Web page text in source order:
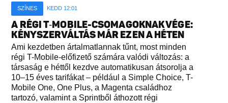
SZÍNES KEDD 12:01
A RÉGI T‑MOBILE-CSOMAGOKNAK VÉGE:
KÉNYSZERVÁLTÁS MÁR EZEN A HÉTEN
Ami kezdetben ártalmatlannak tűnt, most minden
régi T-Mobile-előfizető számára valódi változás: a
társaság e héttől kezdve automatikusan átsorolja a
10–15 éves tarifákat – például a Simple Choice, T-
Mobile One, One Plus, a Magenta családhoz
tartozó, valamint a Sprintből áthozott régi